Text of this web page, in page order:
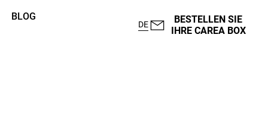
BLOG
DE
BESTELLEN SIE
IHRE CAREA BOX